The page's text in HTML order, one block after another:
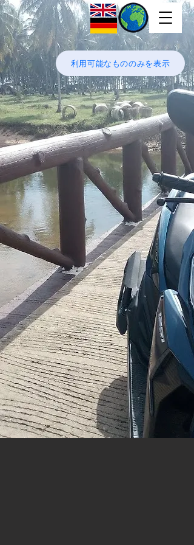
利用可能なもののみを表示